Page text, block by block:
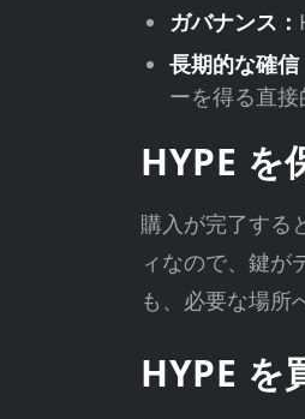
ガバナンス：
長期的な確信
ーを得る直接
HYPE を
購入が完了する
ィなので、鍵が
も、必要な場所
HYPE を